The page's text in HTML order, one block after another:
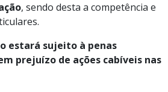
, sendo desta a competência e
estará sujeito à penas
prejuízo de ações cabíveis nas